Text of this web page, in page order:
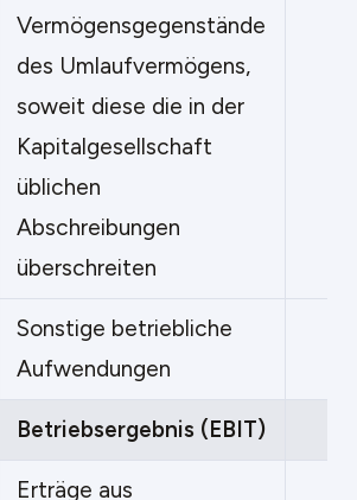
Vermögensgegenstände
des Umlaufvermögens,
soweit diese die in der
Kapitalgesellschaft
üblichen
Abschreibungen
überschreiten
Sonstige betriebliche
Aufwendungen
Betriebsergebnis (EBIT)
Erträge aus